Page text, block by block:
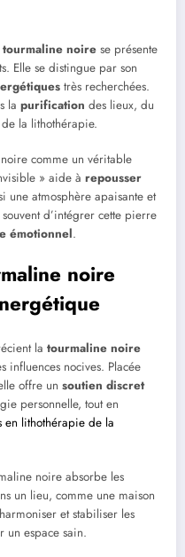
tourmaline noire se présente
Elle se distingue par son
très recherchées.
la purification des lieux, du
la lithothérapie.
comme un véritable
» aide à repousser
une atmosphère apaisante et
d’intégrer cette pierre
émotionnel.
noire
la tourmaline noire
influences nocives. Placée
offre un soutien discret
personnelle, tout en
en lithothérapie de la
noire absorbe les
un lieu, comme une maison
et stabiliser les
un espace sain.